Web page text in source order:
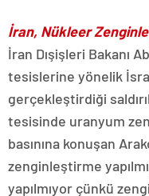
İran, Nükleer
İran Dışişleri Bakanı
tesislerine yönelik
gerçekleştirdiği
tesisinde uranyum
basınına konuşan
zenginleştirme
yapılmıyor çünkü